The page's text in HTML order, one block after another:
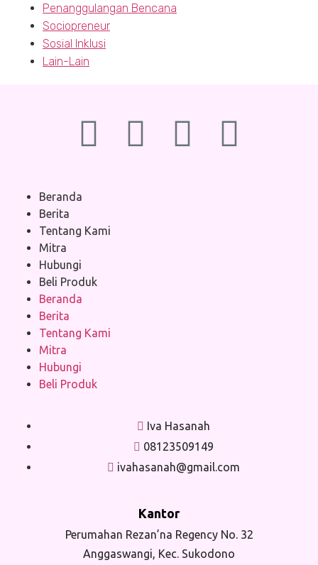
Penanggulangan Bencana
Sociopreneur
Sosial Inklusi
Lain-Lain
Beranda
Berita
Tentang Kami
Mitra
Hubungi
Beli Produk
Beranda
Berita
Tentang Kami
Mitra
Hubungi
Beli Produk
Iva Hasanah
08123509149
ivahasanah@gmail.com
Kantor
Perumahan Rezan’na Regency No. 32
Anggaswangi, Kec. Sukodono